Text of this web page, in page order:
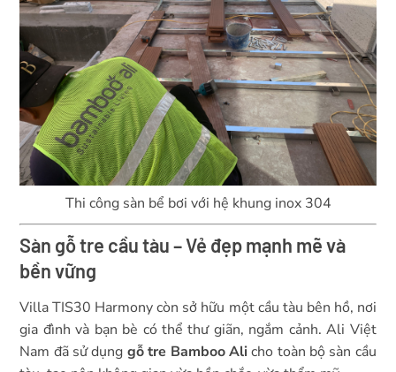
Thi công sàn bể bơi với hệ khung inox 304
Sàn gỗ tre cầu tàu – Vẻ đẹp mạnh mẽ và
bền vững
Villa TIS30 Harmony còn sở hữu một cầu tàu bên hồ, nơi
gia đình và bạn bè có thể thư giãn, ngắm cảnh. Ali Việt
Nam đã sử dụng gỗ tre Bamboo Alicho toàn bộ sàn cầu